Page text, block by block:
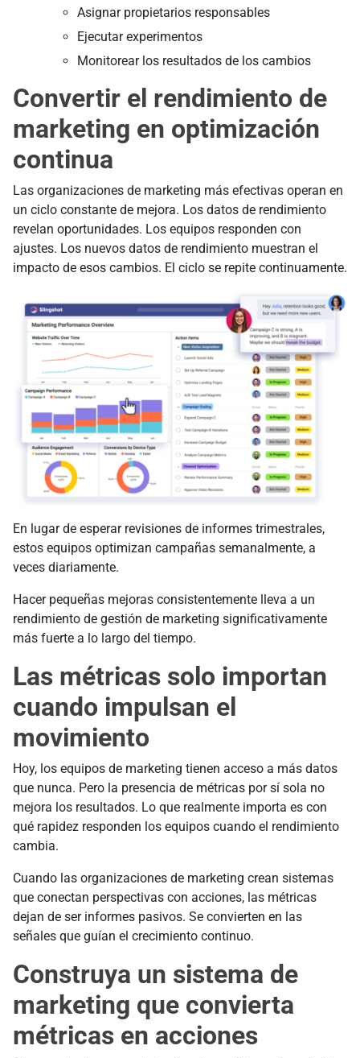
Asignar propietarios responsables
Ejecutar experimentos
Monitorear los resultados de los cambios
Convertir el rendimiento de
marketing en optimización
continua
Las organizaciones de marketing más efectivas operan en
un ciclo constante de mejora. Los datos de rendimiento
revelan oportunidades. Los equipos responden con
ajustes. Los nuevos datos de rendimiento muestran el
impacto de esos cambios. El ciclo se repite continuamente.
En lugar de esperar revisiones de informes trimestrales,
estos equipos optimizan campañas semanalmente, a
veces diariamente.
Hacer pequeñas mejoras consistentemente lleva a un
rendimiento de gestión de marketing significativamente
más fuerte a lo largo del tiempo.
Las métricas solo importan
cuando impulsan el
movimiento
Hoy, los equipos de marketing tienen acceso a más datos
que nunca. Pero la presencia de métricas por sí sola no
mejora los resultados. Lo que realmente importa es con
qué rapidez responden los equipos cuando el rendimiento
cambia.
Cuando las organizaciones de marketing crean sistemas
que conectan perspectivas con acciones, las métricas
dejan de ser informes pasivos. Se convierten en las
señales que guían el crecimiento continuo.
Construya un sistema de
marketing que convierta
métricas en acciones